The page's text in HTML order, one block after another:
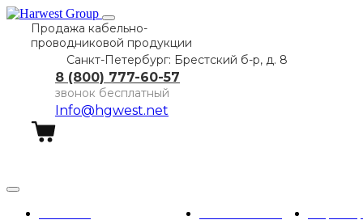
Продажа кабельно-
проводниковой продукции
Санкт-Петербург: Брестский б-р, д. 8
8 (800) 777-60-57
звонок бесплатный
Info@hgwest.net